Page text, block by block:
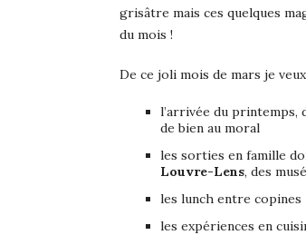
grisâtre mais ces quelques
du mois !
De ce joli mois de mars je
l’arrivée du printemps,
de bien au moral
les sorties en famille
Louvre-Lens, des
les lunch entre copines
les expériences en